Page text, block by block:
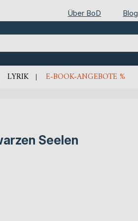
Über BoD Blog
LYRIK E-BOOK-ANGEBOTE %
Seelen